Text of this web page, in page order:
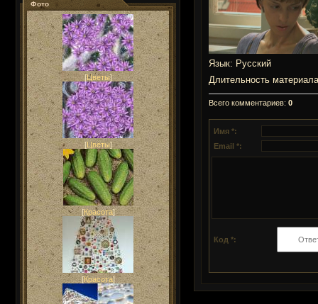
Фото
[Цветы]
[Цветы]
[Красота]
[Красота]
Язык: Русский
Длительность материала
Всего комментариев: 0
Имя *:
Email *:
Код *: